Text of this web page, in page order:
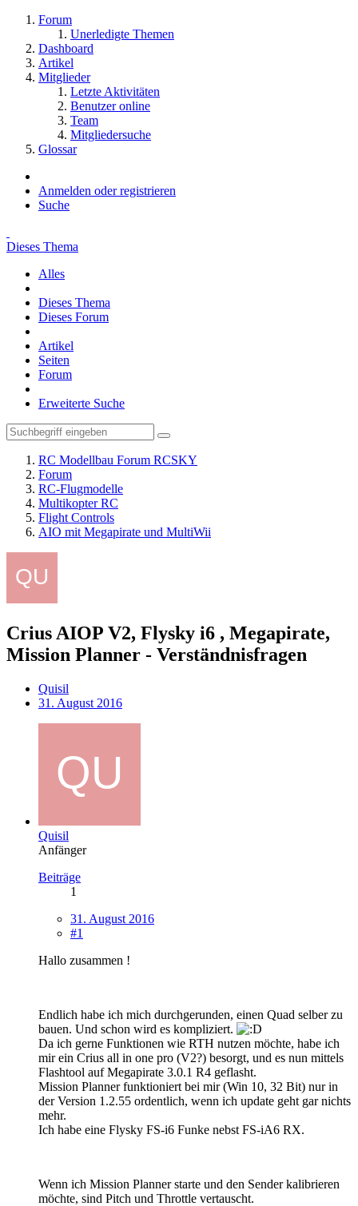
Forum
Unerledigte Themen
Dashboard
Artikel
Mitglieder
Letzte Aktivitäten
Benutzer online
Team
Mitgliedersuche
Glossar
Anmelden oder registrieren
Suche
Dieses Thema
Alles
Dieses Thema
Dieses Forum
Artikel
Seiten
Forum
Erweiterte Suche
RC Modellbau Forum RCSKY
Forum
RC-Flugmodelle
Multikopter RC
Flight Controls
AIO mit Megapirate und MultiWii
Crius AIOP V2, Flysky i6 , Megapirate,
Mission Planner - Verständnisfragen
Quisil
31. August 2016
Quisil
Anfänger
Beiträge
1
31. August 2016
#1
Hallo zusammen !
Endlich habe ich mich durchgerunden, einen Quad selber zu
bauen. Und schon wird es kompliziert.
Da ich gerne Funktionen wie RTH nutzen möchte, habe ich
mir ein Crius all in one pro (V2?) besorgt, und es nun mittels
Flashtool auf Megapirate 3.0.1 R4 geflasht.
Mission Planner funktioniert bei mir (Win 10, 32 Bit) nur in
der Version 1.2.55 ordentlich, wenn ich update geht gar nichts
mehr.
Ich habe eine Flysky FS-i6 Funke nebst FS-iA6 RX.
Wenn ich Mission Planner starte und den Sender kalibrieren
möchte, sind Pitch und Throttle vertauscht.